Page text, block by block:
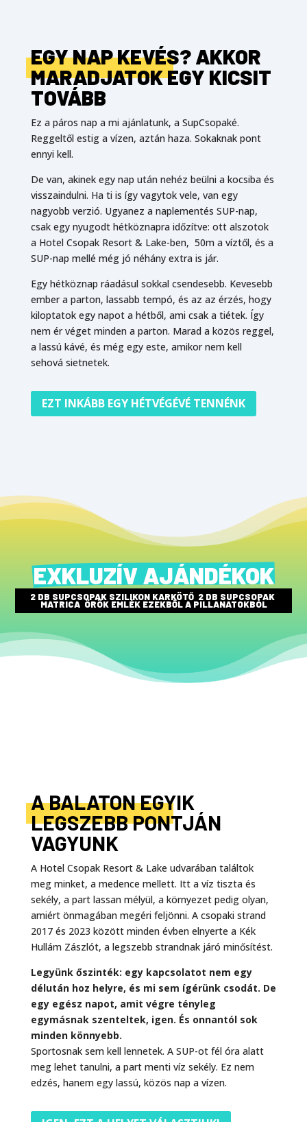
EGY NAP KEVÉS? AKKOR
MARADJATOK EGY KICSIT
TOVÁBB
Ez a páros nap a mi ajánlatunk, a SupCsopaké.
Reggeltől estig a vízen, aztán haza. Sokaknak pont
ennyi kell.
De van, akinek egy nap után nehéz beülni a kocsiba és
visszaindulni. Ha ti is így vagytok vele, van egy
nagyobb verzió. Ugyanez a naplementés SUP-nap,
csak egy nyugodt hétköznapra időzítve: ott alszotok
a Hotel Csopak Resort & Lake-ben, 50m a víztől, és a
SUP-nap mellé még jó néhány extra is jár.
Egy hétköznap ráadásul sokkal csendesebb. Kevesebb
ember a parton, lassabb tempó, és az az érzés, hogy
kiloptatok egy napot a hétből, ami csak a tiétek. Így
nem ér véget minden a parton. Marad a közös reggel,
a lassú kávé, és még egy este, amikor nem kell
sehová sietnetek.
EZT INKÁBB EGY HÉTVÉGÉVÉ TENNÉNK
EXKLUZÍV AJÁNDÉKOK
2 DB SUPCSOPAK SZILIKON KARKÖTŐ  2 DB SUPCSOPAK
MATRICA  ÖRÖK EMLÉK EZEKBŐL A PILLANATOKBÓL
A BALATON EGYIK
LEGSZEBB PONTJÁN
VAGYUNK
A Hotel Csopak Resort & Lake udvarában találtok
meg minket, a medence mellett. Itt a víz tiszta és
sekély, a part lassan mélyül, a környezet pedig olyan,
amiért önmagában megéri feljönni. A csopaki strand
2017 és 2023 között minden évben elnyerte a Kék
Hullám Zászlót, a legszebb strandnak járó minősítést.
Legyünk őszinték: egy kapcsolatot nem egy
délután hoz helyre, és mi sem ígérünk csodát. De
egy egész napot, amit végre tényleg
egymásnak szenteltek, igen. És onnantól sok
minden könnyebb.
Sportosnak sem kell lennetek. A SUP-ot fél óra alatt
meg lehet tanulni, a part menti víz sekély. Ez nem
edzés, hanem egy lassú, közös nap a vízen.